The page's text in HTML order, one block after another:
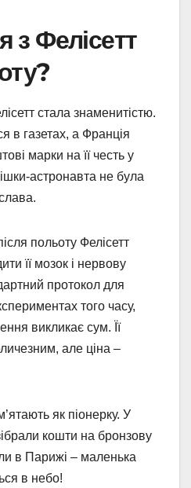
з Фелісетт
стала знаменитістю.
в газетах, а Франція
марки на її честь у
астронавта не була
польоту Фелісетт
її мозок і нервову
протокол для
того часу,
викликає сум. Її
але ціна –
як піонерку. У
кошти на бронзову
в Парижі – маленька
в небо!